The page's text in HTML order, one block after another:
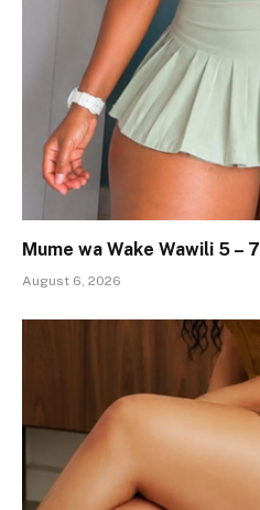
Mume wa Wake Wawili 5 – 7
August 6, 2026